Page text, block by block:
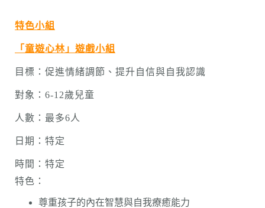
特色小組
「童遊心林」遊戲小組
目標：促進情緒調節、提升自信與自我認識
對象：6-12歲兒童
人數：最多6人
日期：特定
時間：特定
特色：
尊重孩子的內在智慧與自我療癒能力